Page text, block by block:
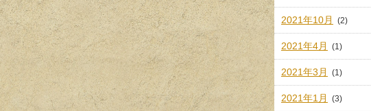
2021年10月 (2)
2021年4月 (1)
2021年3月 (1)
2021年1月 (3)